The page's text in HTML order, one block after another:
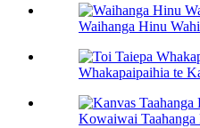
Waihanga Hinu
Whakapaipaihia te
Kowaiwai Taahanga